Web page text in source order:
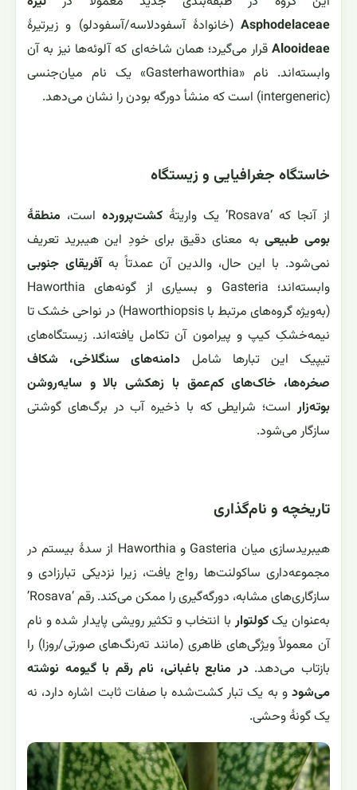
Asphodelaceae(خانوادهٔ آسفودلاسه/آسفودلو) و زیرتیرهٔ
Alooideaeقرار می‌گیرد؛ همان شاخه‌ای که آلوئه‌ها نیز به آن
وابسته‌اند. نام «Gasterhaworthia» یک نام میان‌جنسی
(intergeneric) است که منشأ دورگه بودن را نشان می‌دهد.
خاستگاه جغرافیایی و زیستگاه
از آنجا که ‘Rosava’ یک واریتهٔ کشت‌پرورده است، منطقهٔ
بومی طبیعی به معنای دقیق برای خودِ این هیبرید تعریف
نمی‌شود. با این حال، والدین آن عمدتاً بهآفریقای جنوبی
وابسته‌اند؛ Gasteria و بسیاری از گونه‌های Haworthia
(به‌ویژه گروه‌های مرتبط با Haworthiopsis) در نواحی خشک تا
نیمه‌خشکِ کیپ و پیرامون آن تکامل یافته‌اند. زیستگاه‌های
تیپیک این تبارها شامل دامنه‌های سنگلاخی، شکاف
صخره‌ها، خاک‌های کم‌عمق با زهکشی بالا و سایه‌روشن
بوته‌زاراست؛ شرایطی که با ذخیره آب در برگ‌های گوشتی
سازگار می‌شود.
تاریخچه و نام‌گذاری
هیبریدسازی میان Gasteria و Haworthia از سدهٔ بیستم در
مجموعه‌داری ساکولنت‌ها رواج یافت، زیرا نزدیکی تبارزادی و
سازگاری‌های مشابه، دورگه‌گیری را ممکن می‌کند. رقم ‘Rosava’
به‌عنوان یککولتواربا انتخاب و تکثیر رویشی پایدار شده و نام
آن معمولاً ویژگی‌های ظاهری (مانند ته‌رنگ‌های صورتی/روزا) را
بازتاب می‌دهد.در منابع باغبانی، نام رقم با گیومه نوشته
می‌شودو به یک تبار کشت‌شده با صفات ثابت اشاره دارد، نه
یک گونهٔ وحشی.